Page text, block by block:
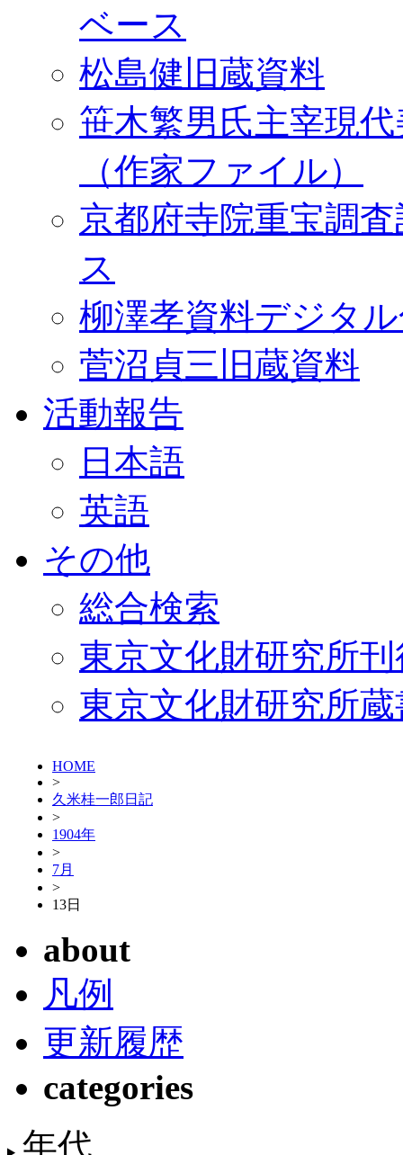
ベース
松島健旧蔵資料
笹木繁男氏主宰現
（作家ファイル）
京都府寺院重宝調
ス
柳澤孝資料デジタ
菅沼貞三旧蔵資料
活動報告
日本語
英語
その他
総合検索
東京文化財研究所
東京文化財研究所
HOME
>
久米桂一郎日記
>
1904年
>
7月
>
13日
about
凡例
更新履歴
categories
年代